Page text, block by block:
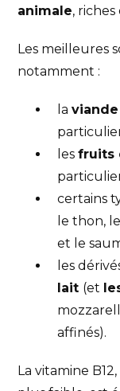
animale,
Les meilleures
notamment :
la
lesfruits
certains
le thon,
et le
les
lait (et
affinés).
La vitamine